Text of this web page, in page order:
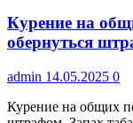
обязали
снести
за
свой
счет
Курение на
обернуться
admin 14.05.2025 0
Курение на общих